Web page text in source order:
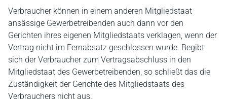
Verbraucher können in einem anderen Mitgliedstaat
ansässige Gewerbetreibenden auch dann vor den
Gerichten ihres eigenen Mitgliedstaats verklagen, wenn der
Vertrag nicht im Fernabsatz geschlossen wurde. Begibt
sich der Verbraucher zum Vertragsabschluss in den
Mitgliedstaat des Gewerbetreibenden, so schließt das die
Zuständigkeit der Gerichte des Mitgliedstaats des
Verbrauchers nicht aus.